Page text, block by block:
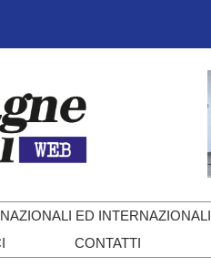
NAZIONALI ED INTERNAZIONALI
CONTATTI